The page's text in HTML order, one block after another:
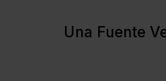
Una Fuente